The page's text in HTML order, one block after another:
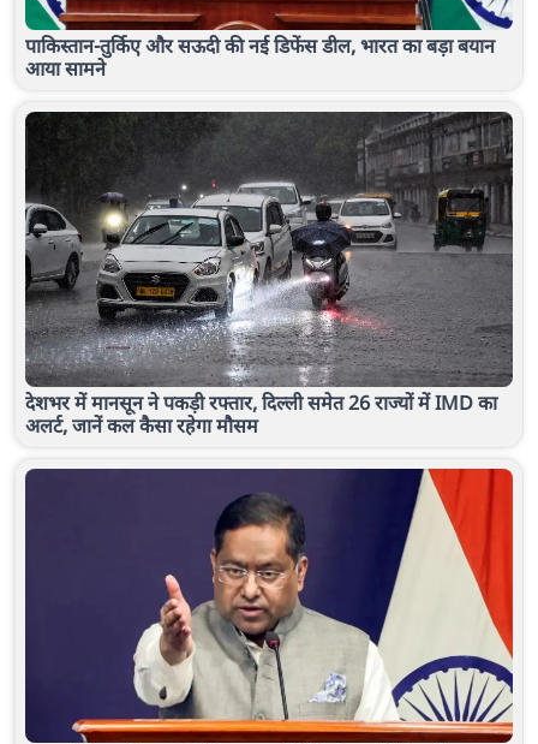
पाकिस्तान-तुर्किए और सऊदी की नई डिफेंस डील, भारत का बड़ा बयान
आया सामने
देशभर में मानसून ने पकड़ी रफ्तार, दिल्ली समेत 26 राज्यों में IMD का
अलर्ट, जानें कल कैसा रहेगा मौसम